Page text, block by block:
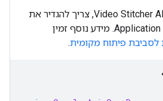
כדי לבצע אימות ב-Video Stitcher API, צריך להגדיר את
Application Default Credentials. מידע נוסף זמין
פיתוח מקומית.